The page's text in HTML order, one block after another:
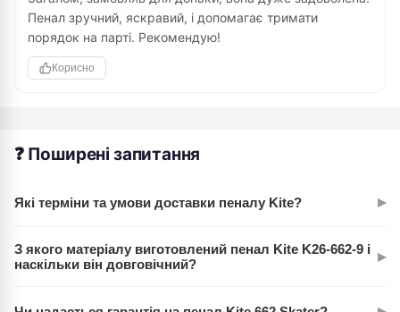
Пенал зручний, яскравий, і допомагає тримати
порядок на парті. Рекомендую!
Корисно
❓ Поширені запитання
Які терміни та умови доставки пеналу Kite? ▸
Поштою або Укрпоштою. Зазвичай, замовлення
З якого матеріалу виготовлений пенал Kite K26-662-9 і
наскільки він довговічний?
▸